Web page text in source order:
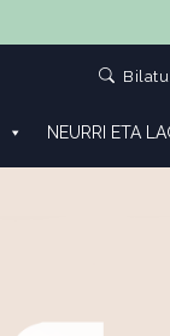
Bilatu
NEURRI ETA